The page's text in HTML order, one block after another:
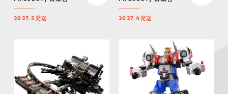
レファント【再販：
2027年5月発送】
2027.5 発送
2027年4月発送】
2027.4発送